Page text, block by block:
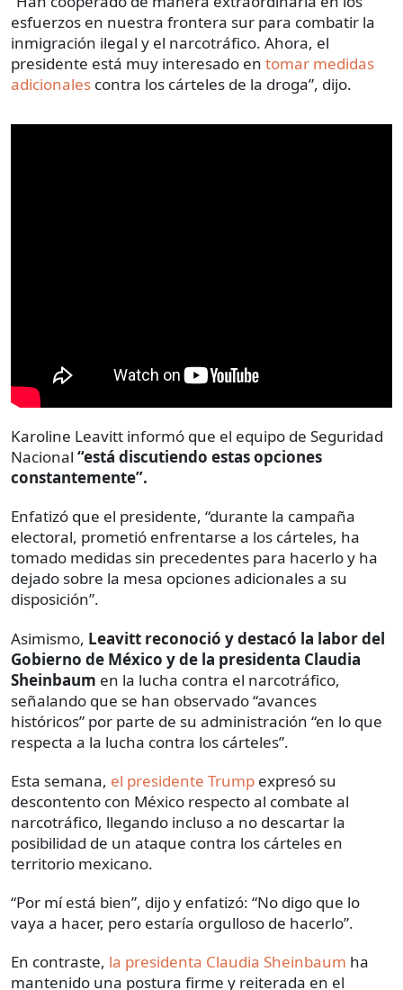
esfuerzos en nuestra frontera sur para combatir la
inmigración ilegal y el narcotráfico. Ahora, el
presidente está muy interesado en tomar medidas
adicionales contra los cárteles de la droga”, dijo.
Karoline Leavitt informó que el equipo de Seguridad
Nacional “está discutiendo estas opciones
constantemente”.
Enfatizó que el presidente, “durante la campaña
electoral, prometió enfrentarse a los cárteles, ha
tomado medidas sin precedentes para hacerlo y ha
dejado sobre la mesa opciones adicionales a su
disposición”.
Asimismo, Leavitt reconoció y destacó la labor del
Gobierno de México y de la presidenta Claudia
Sheinbaum en la lucha contra el narcotráfico,
señalando que se han observado “avances
históricos” por parte de su administración “en lo que
respecta a la lucha contra los cárteles”.
Esta semana, el presidente Trump expresó su
descontento con México respecto al combate al
narcotráfico, llegando incluso a no descartar la
posibilidad de un ataque contra los cárteles en
territorio mexicano.
“Por mí está bien”, dijo y enfatizó: “No digo que lo
vaya a hacer, pero estaría orgulloso de hacerlo”.
En contraste, la presidenta Claudia Sheinbaum ha
mantenido una postura firme y reiterada en el